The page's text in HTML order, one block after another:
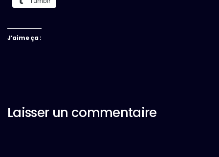
J’aime ça :
Laisser un commentaire